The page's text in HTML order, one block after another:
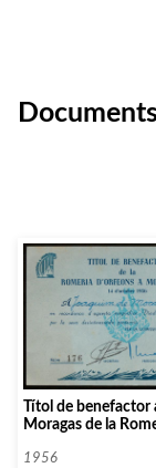
Títol de benefactor
Moragas de la
1956